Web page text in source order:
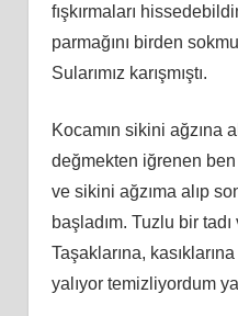
fışkırmaları
parmağını birden
Sularımız karışmıştı.
Kocamın sikini ağzına
değmekten iğrenen ben
ve sikini ağzıma alıp
başladım. Tuzlu bir
Taşaklarına,
yalıyor temizliyordum